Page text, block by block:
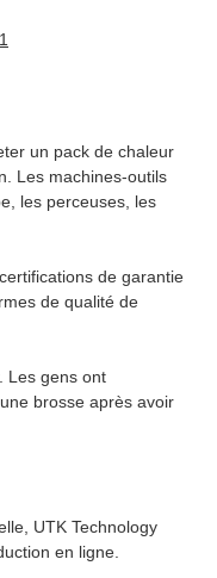
un pack de chaleur
Les machines-outils
les perceuses, les
de garantie
de qualité de
Les gens ont
brosse après avoir
UTK Technology
en ligne.